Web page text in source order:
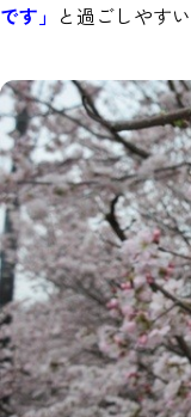
です」 と過ごしやす